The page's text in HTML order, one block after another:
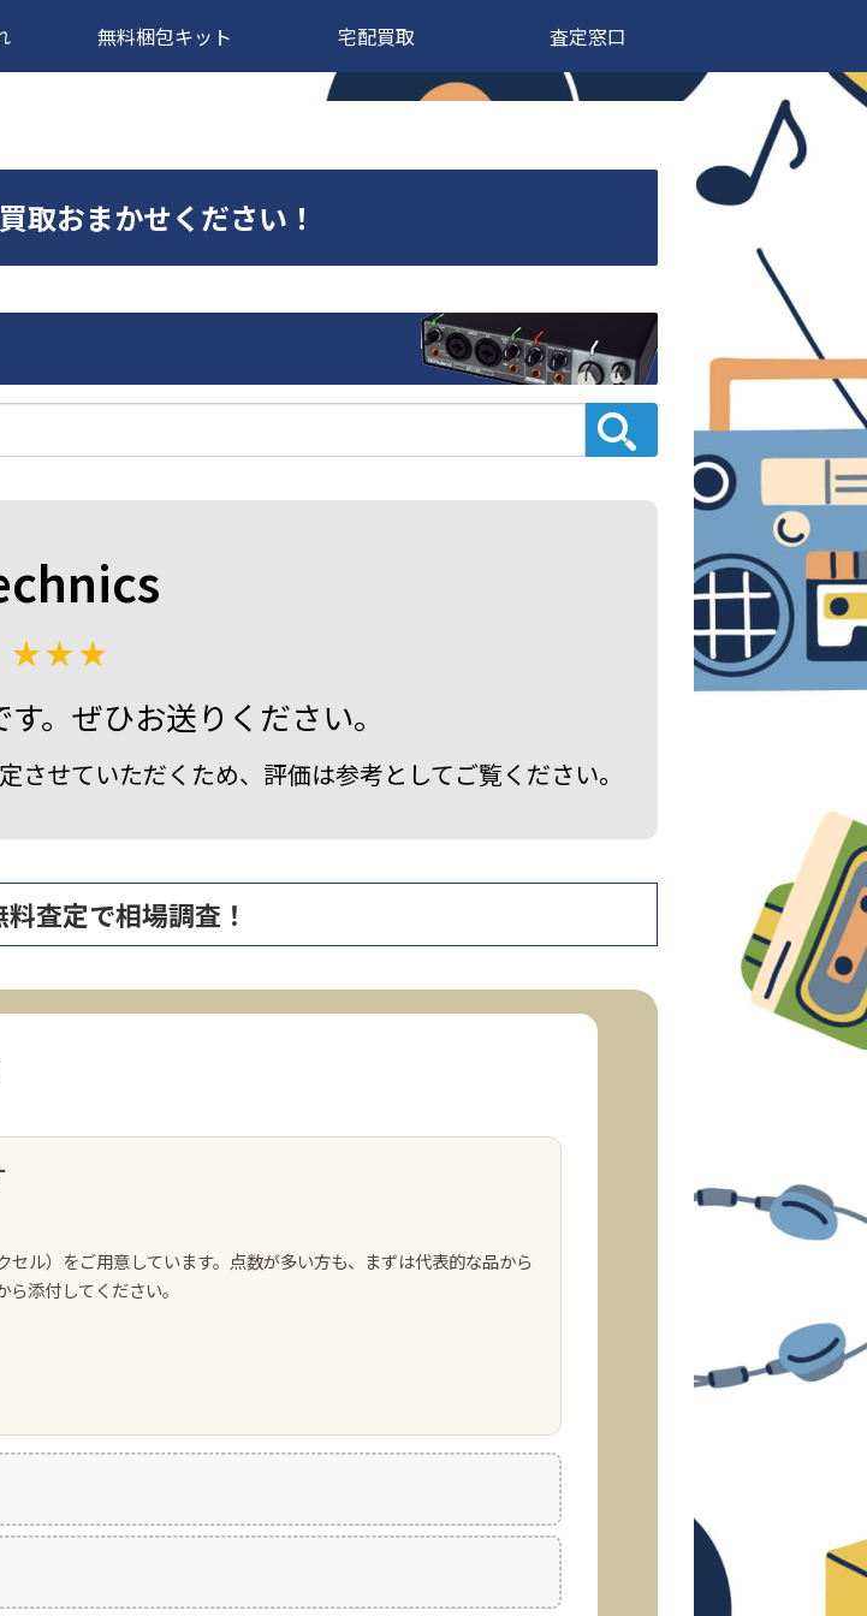
無料梱包キット 宅配買取 査定窓口
取おまかせください！
。ぜひお送りください。
せていただくため、評価は参考としてご覧ください。
査定で相場調査！
ル）をご用意しています。点数が多い方も、まずは代表的な品から
添付してください。